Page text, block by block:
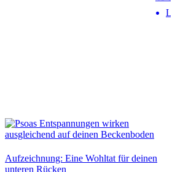
Level 1
Aufzeichnung: Eine Wohltat für deinen
unteren Rücken